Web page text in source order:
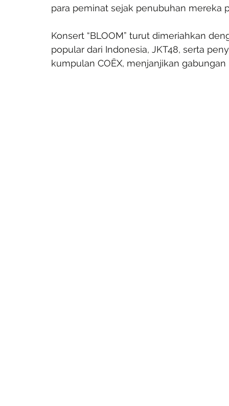
para peminat sejak penubuhan mereka
Konsert “BLOOM” turut dimeriahkan
popular dari Indonesia, JKT48, serta
kumpulan COËX, menjanjikan